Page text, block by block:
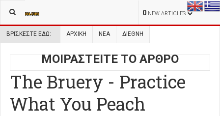
0 NEW ARTICLES
ΒΡΊΣΚΕΣΤΕ ΕΔΏ: ΑΡΧΙΚΉ ΝΕΑ ΔΙΕΘΝΗ
ΜΟΙΡΑΣΤΕΙΤΕ ΤΟ ΑΡΘΡΟ
The Bruery - Practice
What You Peach